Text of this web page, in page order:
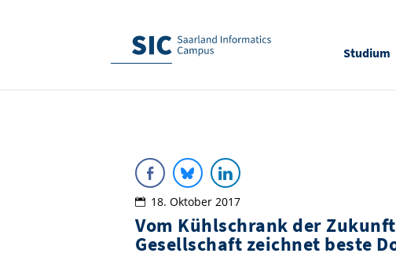
Studium
18. Oktober 2017
Vom Kühlschrank der
Gesellschaft zeichnet beste